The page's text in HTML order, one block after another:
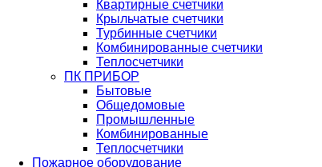
Квартирные счетчики
Крыльчатые счетчики
Турбинные счетчики
Комбинированные счетчики
Теплосчетчики
ПК ПРИБОР
Бытовые
Общедомовые
Промышленные
Комбинированные
Теплосчетчики
Пожарное оборудование